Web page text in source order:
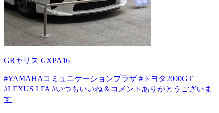
GRヤリス GXPA16
#YAMAHAコミュニケーションプラザ #トヨタ2000GT
#LEXUS LFA #いつもいいね＆コメントありがとうございま
す